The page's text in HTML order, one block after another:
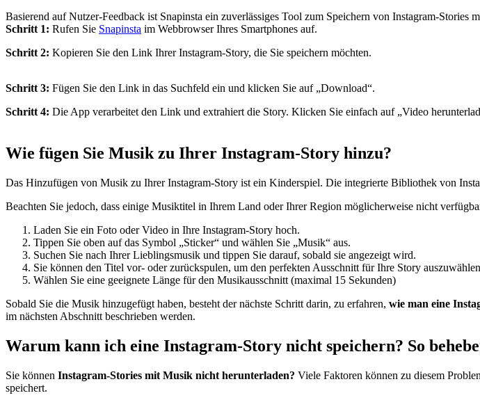
Basierend auf Nutzer-Feedback ist Snapinsta ein zuverlässiges Tool zum Speichern von Instagram-
Schritt 1: Rufen Sie Snapinsta im Webbrowser Ihres Smartphones auf.
Schritt 2: Kopieren Sie den Link Ihrer Instagram-Story, die Sie speichern möchten.
Schritt 3: Fügen Sie den Link in das Suchfeld ein und klicken Sie auf „Download“.
Schritt 4: Die App verarbeitet den Link und extrahiert die Story. Klicken Sie einfach auf „Video
Wie fügen Sie Musik zu Ihrer Instagram-Story hinzu?
Das Hinzufügen von Musik zu Ihrer Instagram-Story ist ein Kinderspiel. Die integrierte Bibliothek von
Beachten Sie jedoch, dass einige Musiktitel in Ihrem Land oder Ihrer Region möglicherweise nicht
Laden Sie ein Foto oder Video in Ihre Instagram-Story hoch.
Tippen Sie oben auf das Symbol „Sticker“ und wählen Sie „Musik“ aus.
Suchen Sie nach Ihrer Lieblingsmusik und tippen Sie darauf, sobald sie angezeigt wird.
Sie können den Titel vor- oder zurückspulen, um den perfekten Ausschnitt für Ihre Story
Wählen Sie eine geeignete Länge für den Musikausschnitt (maximal 15 Sekunden)
Sobald Sie die Musik hinzugefügt haben, besteht der nächste Schritt darin, zu erfahren, wie man eine
im nächsten Abschnitt beschrieben werden.
Warum kann ich eine Instagram-Story nicht speichern? So
Sie können Instagram-Stories mit Musik nicht herunterladen? Viele Faktoren können zu diesem
speichert.